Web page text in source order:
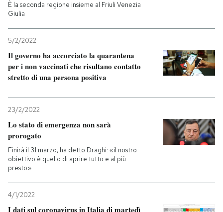
È la seconda regione insieme al Friuli Venezia
Giulia
5/2/2022
Il governo ha accorciato la quarantena
per i non vaccinati che risultano contatto
stretto di una persona positiva
23/2/2022
Lo stato di emergenza non sarà
prorogato
Finirà il 31 marzo, ha detto Draghi: «il nostro
obiettivo è quello di aprire tutto e al più
presto»
4/1/2022
I dati sul coronavirus in Italia di martedì